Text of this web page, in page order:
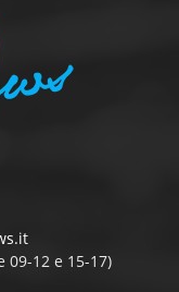
09-12 e 15-17)